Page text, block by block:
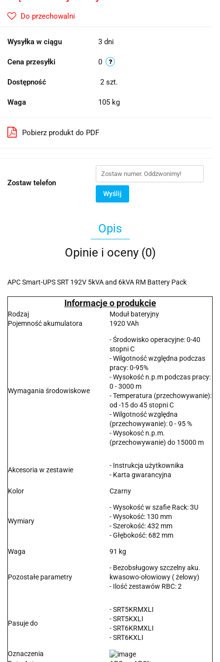
Do przechowalni
Wysyłka w ciągu 3 dni
Cena przesyłki 0
Dostępność 2 szt.
Waga 105 kg
Pobierz produkt do PDF
Zostaw telefon
Wyślij
Opis
Opinie i oceny (0)
APC Smart-UPS SRT 192V 5kVA and 6kVA RM Battery Pack
Informacje o produkcie
Rodzaj
Moduł bateryjny
Pojemność akumulatora
1920 VAh
Wymagania środowiskowe
- Środowisko operacyjne: 0-40
stopni C
- Wilgotność względna podczas
pracy: 0-95%
- Wysokość n.p.m podczas pracy:
0 - 3000 m
- Temperatura (przechowywanie):
od -15 do 45 stopni C
- Wilgotność względna
(przechowywanie): 0 - 95 %
- Wysokosć n.p.m.
(przechowywanie) do 15000 m
Akcesoria w zestawie
- Instrukcja użytkownika
- Karta gwarancyjna
Kolor Czarny
Wymiary
- Wysokość w szafie Rack: 3U
- Wysokość: 130 mm
- Szerokość: 432 mm
- Głębokość: 682 mm
Waga 91 kg
Pozostałe parametry
- Bezobsługowy szczelny aku.
kwasowo-ołowiowy ( żelowy)
- Ilość zestawów RBC: 2
Pasuje do
- SRT5KRMXLI
- SRT5KXLI
- SRT6KRMXLI
- SRT6KXLI
Oznaczenia